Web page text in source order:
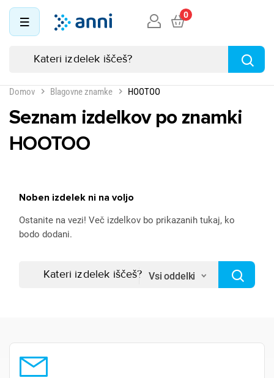
0
Domov Blagovne znamke HOOTOO
Seznam izdelkov po znamki
HOOTOO
Noben izdelek ni na voljo
Ostanite na vezi! Več izdelkov bo prikazanih tukaj, ko
bodo dodani.
Vsi oddelki